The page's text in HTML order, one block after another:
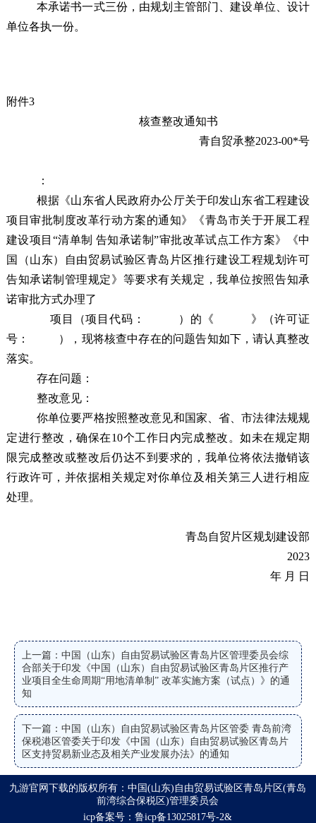
本承诺书一式三份，由规划 主管部门、建设单位、设计
单位各执一份。
附件3
核查整改通知书
青自贸承整2023-00*号
：
根据 《山东省人民政府办公厅关于印发山东省工程建设
项目审批制度改革行动方案的通知》《青岛市关于开展工程
建设项目“清单制 告知承诺制”审批改革试点工作方案》
《中
国（山东）自由贸易试验区青岛片区推行建设工程规划许可
告知承诺制管理规定》 等要求有关规定，我单位按照告知承
诺审批方式办理了
项目（项目代码：
）的《 》
（许可证
号：
）
，现将核查中存在的问题告知如下，请认真整改
落实。
存在问题：
整改意见：
你单位要严格按照整改意见和国家、省、市法律法规规
定进行整改，确保在10个工作日内完成整改。如未在规定期
限完成整改或整改后仍达不到要求的，我单位将依法撤销该
行政许可，并依据相关规定对你单位及相关第三人进行相应
处理。
青岛自贸片区规划建设部
2023
年 月 日
上一篇：中国（山东）自由贸易试验区青岛片区管理委员会综
合部关于印发《中国（山东）自由贸易试验区青岛片区推行产
业项目全生命周期“用地清单制” 改革实施方案（试点）》的通
知
下一篇：中国（山东）自由贸易试验区青岛片区管委 青岛前湾
保税港区管委关于印发《中国（山东）自由贸易试验区青岛片
区支持贸易新业态及相关产业发展办法》的通知
九游官网下载的版权所有：中国(山东)自由贸易试验区青岛片区(青岛
前湾综合保税区)管理委员会
icp备案号：鲁icp备13025817号-2&